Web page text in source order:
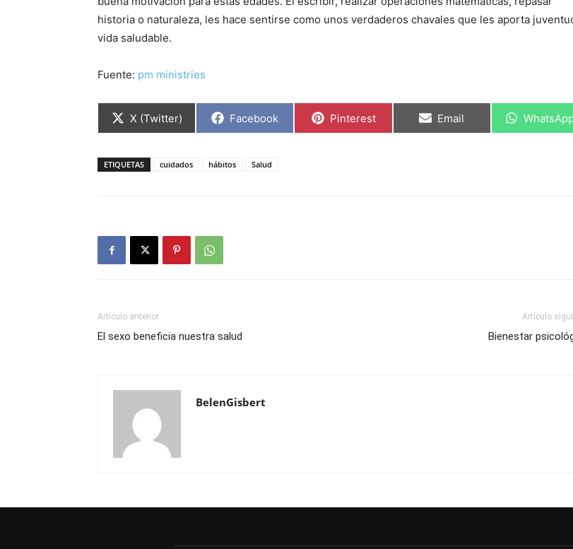
historia o naturaleza, les hace sentirse como unos verdaderos chavales que les aporta
vida saludable.
Fuente: pm ministries
Compartir
X (Twitter) Compartir
Facebook Compartir
Pinterest Compartir
Email
ETIQUETAS cuidados hábitos Salud
Artículo anterior
El sexo beneficia nuestra salud
Artículo
Bienestar
BelenGisbert